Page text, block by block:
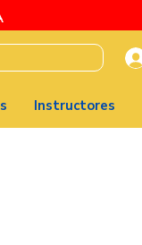
Instructores